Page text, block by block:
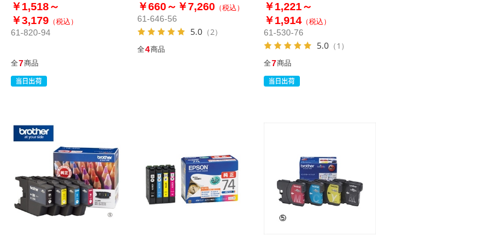
￥1,518～
￥3,179 （税込）
61-820-94
全7商品
￥660～ ￥7,260 （税込）
61-646-56
5.0 （2）
全4商品
￥1,221～
￥1,914 （税込）
61-530-76
5.0 （1）
全7商品